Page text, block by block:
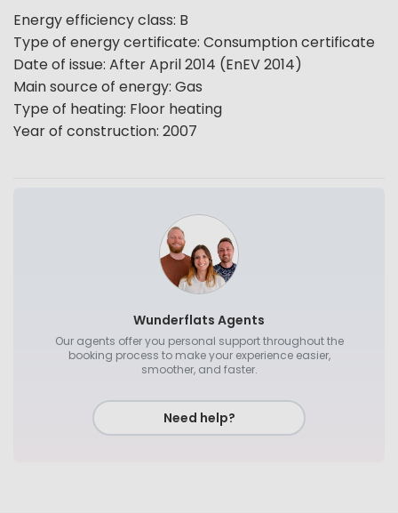
Energy efficiency class: B
Type of energy certificate: Consumption certificate
Date of issue: After April 2014 (EnEV 2014)
Main source of energy: Gas
Type of heating: Floor heating
Year of construction: 2007
Wunderflats Agents
Our agents offer you personal support throughout the
booking process to make your experience easier,
smoother, and faster.
Need help?